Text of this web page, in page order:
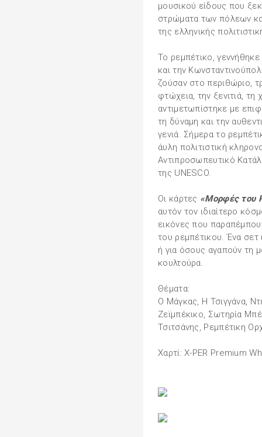
μουσικού είδους που
στρώματα των πόλεων
της ελληνικής
Το ρεμπέτικο,
και την
ζούσαν στο περιθώριο,
φτώχεια, την ξενιτιά, τη
αντιμετωπίστηκε με
τη δύναμη και την
γενιά. Σήμερα το
άυλη πολιτιστική
Αντιπροσωπευτικό
της UNESCO.
Οι κάρτες «Μορφές του
αυτόν τον ιδιαίτερο
εικόνες που
του ρεμπέτικου. Ένα
ή για όσους αγαπούν τη
κουλτούρα.
Θέματα:
Ο Μάγκας, Η Τσιγγάνα,
Ζεϊμπέκικο, Σωτηρία
Τσιτσάνης, Ρεμπέτικη
Χαρτί: X-PER Premium